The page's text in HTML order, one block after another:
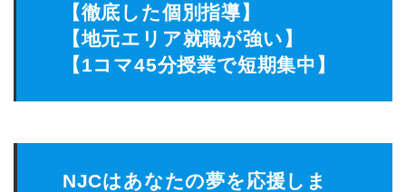
【徹底した個別指導】
【地元エリア就職が強い】
【1コマ45分授業で短期集中】
NJCはあなたの夢を応援しま